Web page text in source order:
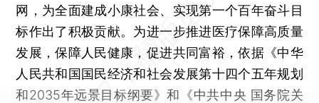
网，为全面建成小康社会、实现第一个百年奋斗目
标作出了积极贡献。为进一步推进医疗保障高质量
发展，保障人民健康，促进共同富裕，依据《中华
人民共和国国民经济和社会发展第十四个五年规划
和2035年远景目标纲要》和《中共中央 国务院关